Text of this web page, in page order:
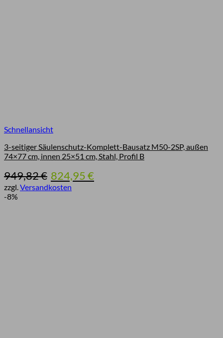
Schnellansicht
3-seitiger Säulenschutz-Komplett-Bausatz M50-2SP, außen
74×77 cm, innen 25×51 cm, Stahl, Profil B
949,82€ Ursprünglicher
Preis
war:
824,95€
Preis
zzgl.Versandkosten
-8%